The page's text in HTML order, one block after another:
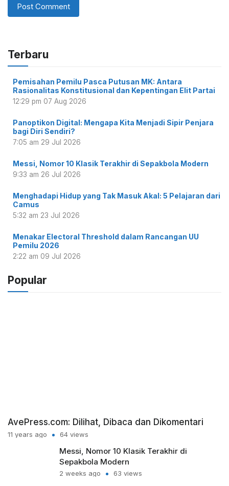
Terbaru
Pemisahan Pemilu Pasca Putusan MK: Antara
Rasionalitas Konstitusional dan Kepentingan Elit Partai
12:29 pm 07 Aug 2026
Panoptikon Digital: Mengapa Kita Menjadi Sipir Penjara
bagi Diri Sendiri?
7:05 am 29 Jul 2026
Messi, Nomor 10 Klasik Terakhir di Sepakbola Modern
9:33 am 26 Jul 2026
Menghadapi Hidup yang Tak Masuk Akal: 5 Pelajaran dari
Camus
5:32 am 23 Jul 2026
Menakar Electoral Threshold dalam Rancangan UU
Pemilu 2026
2:22 am 09 Jul 2026
Popular
AvePress.com: Dilihat, Dibaca dan Dikomentari
11 years ago 64 views
Messi, Nomor 10 Klasik Terakhir di
Sepakbola Modern
2 weeks ago 63 views